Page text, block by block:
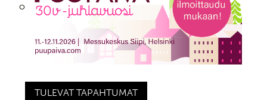
osat menettävät merkityksensä.
TULEVAT TAPAHTUMAT